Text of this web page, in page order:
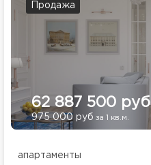
Продажа
62 887 500 руб
975 000 руб за 1 кв.м.
апартаменты